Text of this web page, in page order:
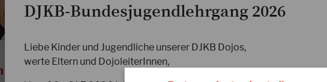
12.08.2025
Gasshuku 2027 auf Föhr? -
DJKB-Bundesjugendlehrgang 2026
Liebe Kinder und Jugendliche unserer DJKB Dojos,
werte Eltern und DojoleiterInnen,